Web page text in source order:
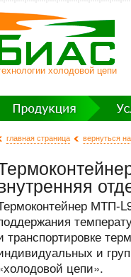
холодовой цепи
главная страница вернуться
МТП-
транспортировке
и
цепи».